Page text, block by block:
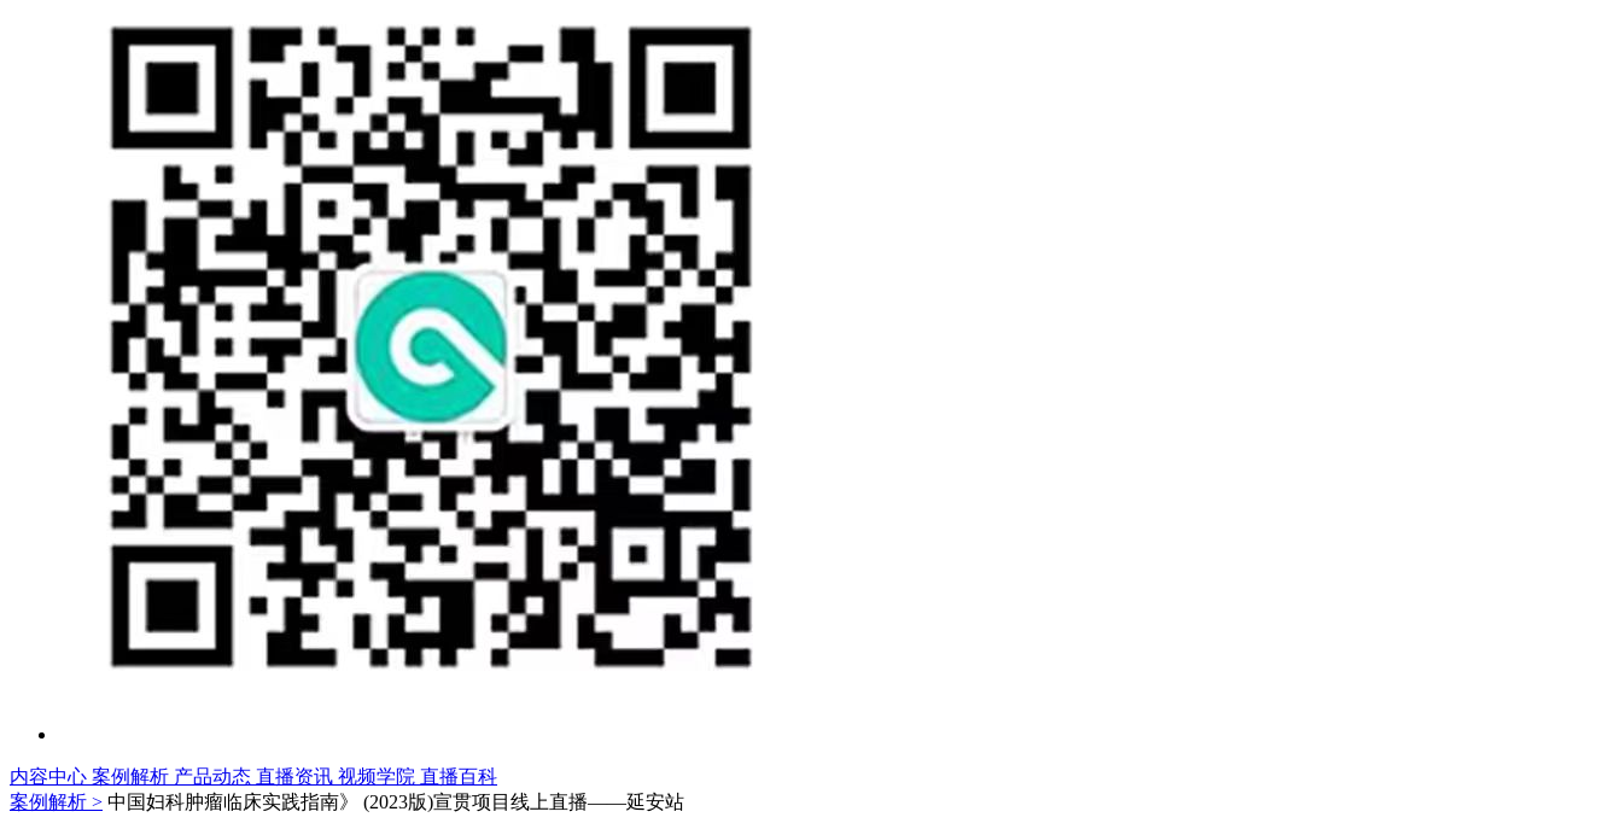
内容中心 案例解析 产品动态 直播资讯 视频学院 直播百科
案例解析 > 中国妇科肿瘤临床实践指南》 (2023版)宣贯项目线上直播——延安站